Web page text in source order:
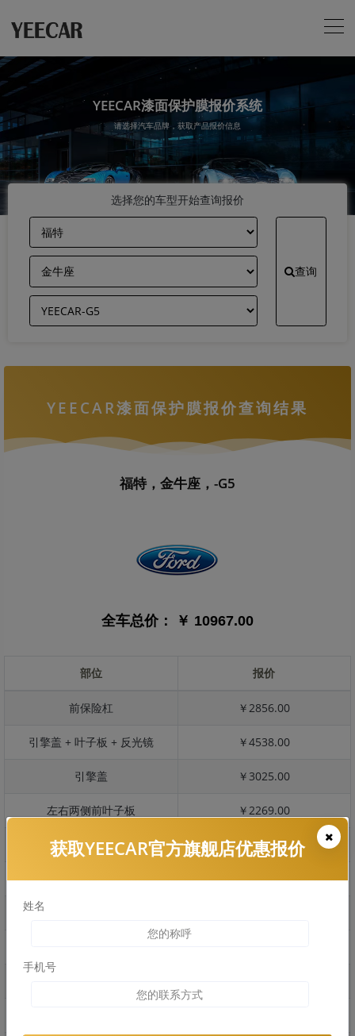
YEECAR漆面保护膜报价系统
请选择汽车品牌，获取产品报价信息
选择您的车型开始查询报价
查询
YEECAR漆面保护膜报价查询结果
福特，金牛座，-G5
全车总价： ￥ 10967.00
部位 报价
前保险杠 ￥2856.00
引擎盖 + 叶子板 + 反光镜 ￥4538.00
引擎盖 ￥3025.00
左右两侧前叶子板 ￥2269.00
反光镜 ￥454.00
后保险杠 ￥2173.00
获取YEECAR官方旗舰店优惠报价
姓名
手机号